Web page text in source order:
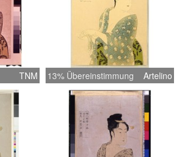
TNM 13% Übereinstimmung Artelino